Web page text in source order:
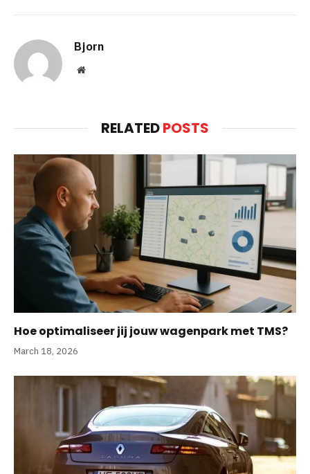
Bjorn
Website
RELATEDPOSTS
Hoe optimaliseer jij jouw wagenpark met TMS?
March 18, 2026